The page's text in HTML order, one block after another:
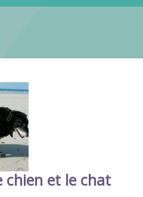
chien et le chat